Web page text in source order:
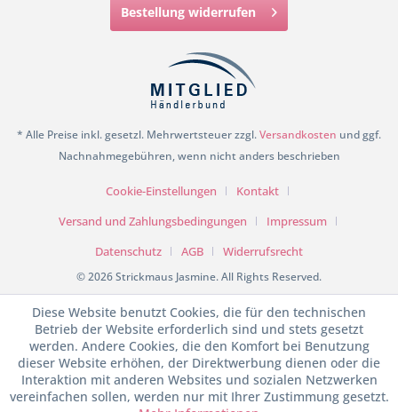
Bestellung widerrufen
* Alle Preise inkl. gesetzl. Mehrwertsteuer zzgl.Versandkosten und ggf.
Nachnahmegebühren, wenn nicht anders beschrieben
Cookie-Einstellungen
Kontakt
Versand und Zahlungsbedingungen
Impressum
Datenschutz
AGB Widerrufsrecht
© 2026 Strickmaus Jasmine. All Rights Reserved.
Diese Website benutzt Cookies, die für den technischen
Betrieb der Website erforderlich sind und stets gesetzt
werden. Andere Cookies, die den Komfort bei Benutzung
dieser Website erhöhen, der Direktwerbung dienen oder die
Interaktion mit anderen Websites und sozialen Netzwerken
vereinfachen sollen, werden nur mit Ihrer Zustimmung gesetzt.